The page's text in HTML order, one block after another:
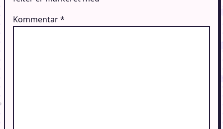
Kommentar*